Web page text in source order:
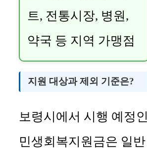
트, 전통시장, 병원,
약국 등 지역 가맹점
지원 대상과 제외 기준은?
보령시에서 시행 예정인
민생회복지원금은 일반